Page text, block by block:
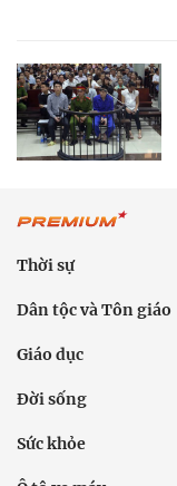
Thời sự
Dân tộc và Tôn giáo
Giáo dục
Đời sống
Sức khỏe